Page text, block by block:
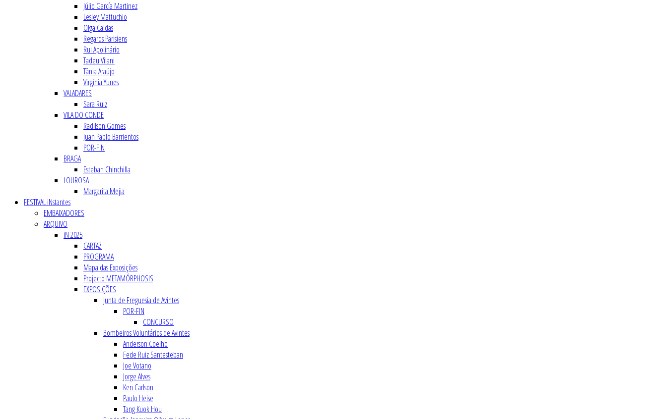
Júlio García Martinez
Lesley Mattuchio
Olga Caldas
Regards Parisiens
Rui Apolinário
Tadeu Vilani
Tânia Araújo
Virgínia Yunes
VALADARES
Sara Ruiz
VILA DO CONDE
Radilson Gomes
Juan Pablo Barrientos
POR-FIN
BRAGA
Esteban Chinchilla
LOUROSA
Margarita Mejia
FESTIVAL iNstantes
EMBAIXADORES
ARQUIVO
iN 2025
CARTAZ
PROGRAMA
Mapa das Exposições
Projecto METAMÓRPHOSIS
EXPOSIÇÕES
Junta de Freguesia de Avintes
POR-FIN
CONCURSO
Bombeiros Voluntários de Avintes
Anderson Coelho
Fede Ruiz Santesteban
Joe Votano
Jorge Alves
Ken Carlson
Paulo Heise
Tang Kuok Hou